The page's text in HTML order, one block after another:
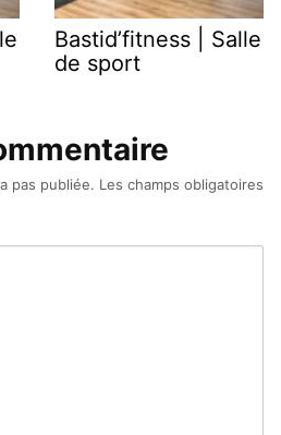
Bastid’fitness | Salle
de sport
pas publiée. Les champs obligatoires